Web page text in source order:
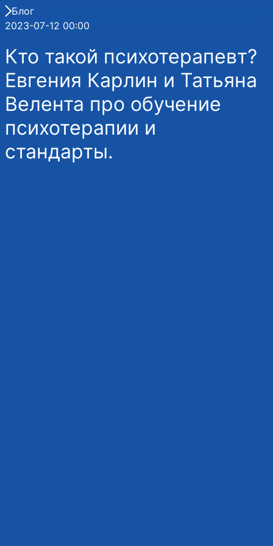
Блог
2023-07-12 00:00
Кто такой психотерапевт?
Евгения Карлин и Татьяна
Велента про обучение
психотерапии и
стандарты.